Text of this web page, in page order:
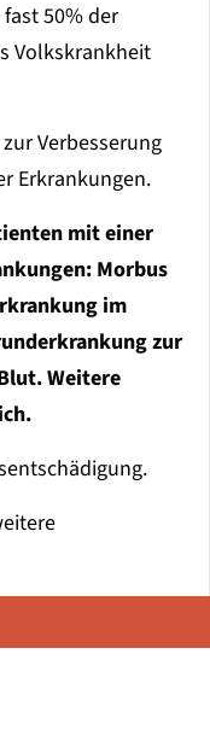
50% der
Volkskrankheit
Verbesserung
Erkrankungen.
mit einer
Morbus
im
zur
Weitere